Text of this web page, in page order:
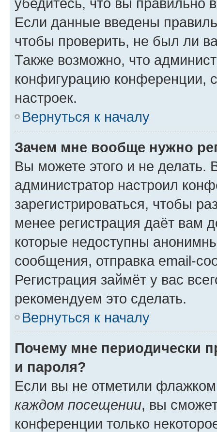
Если данные введены
чтобы проверить, не был ли
Также возможно, что
конфигурацию конференции,
настроек.
Вернуться к началу
Зачем мне вообще нужно
Вы можете этого и не делать.
администратор настроил
зарегистрироваться, чтобы
менее регистрация даёт вам
которые недоступны
сообщения, отправка email-
Регистрация займёт у вас
рекомендуем это сделать.
Вернуться к началу
Почему мне периодически
и пароля?
Если вы не отметили
каждом посещении, вы
конференции только